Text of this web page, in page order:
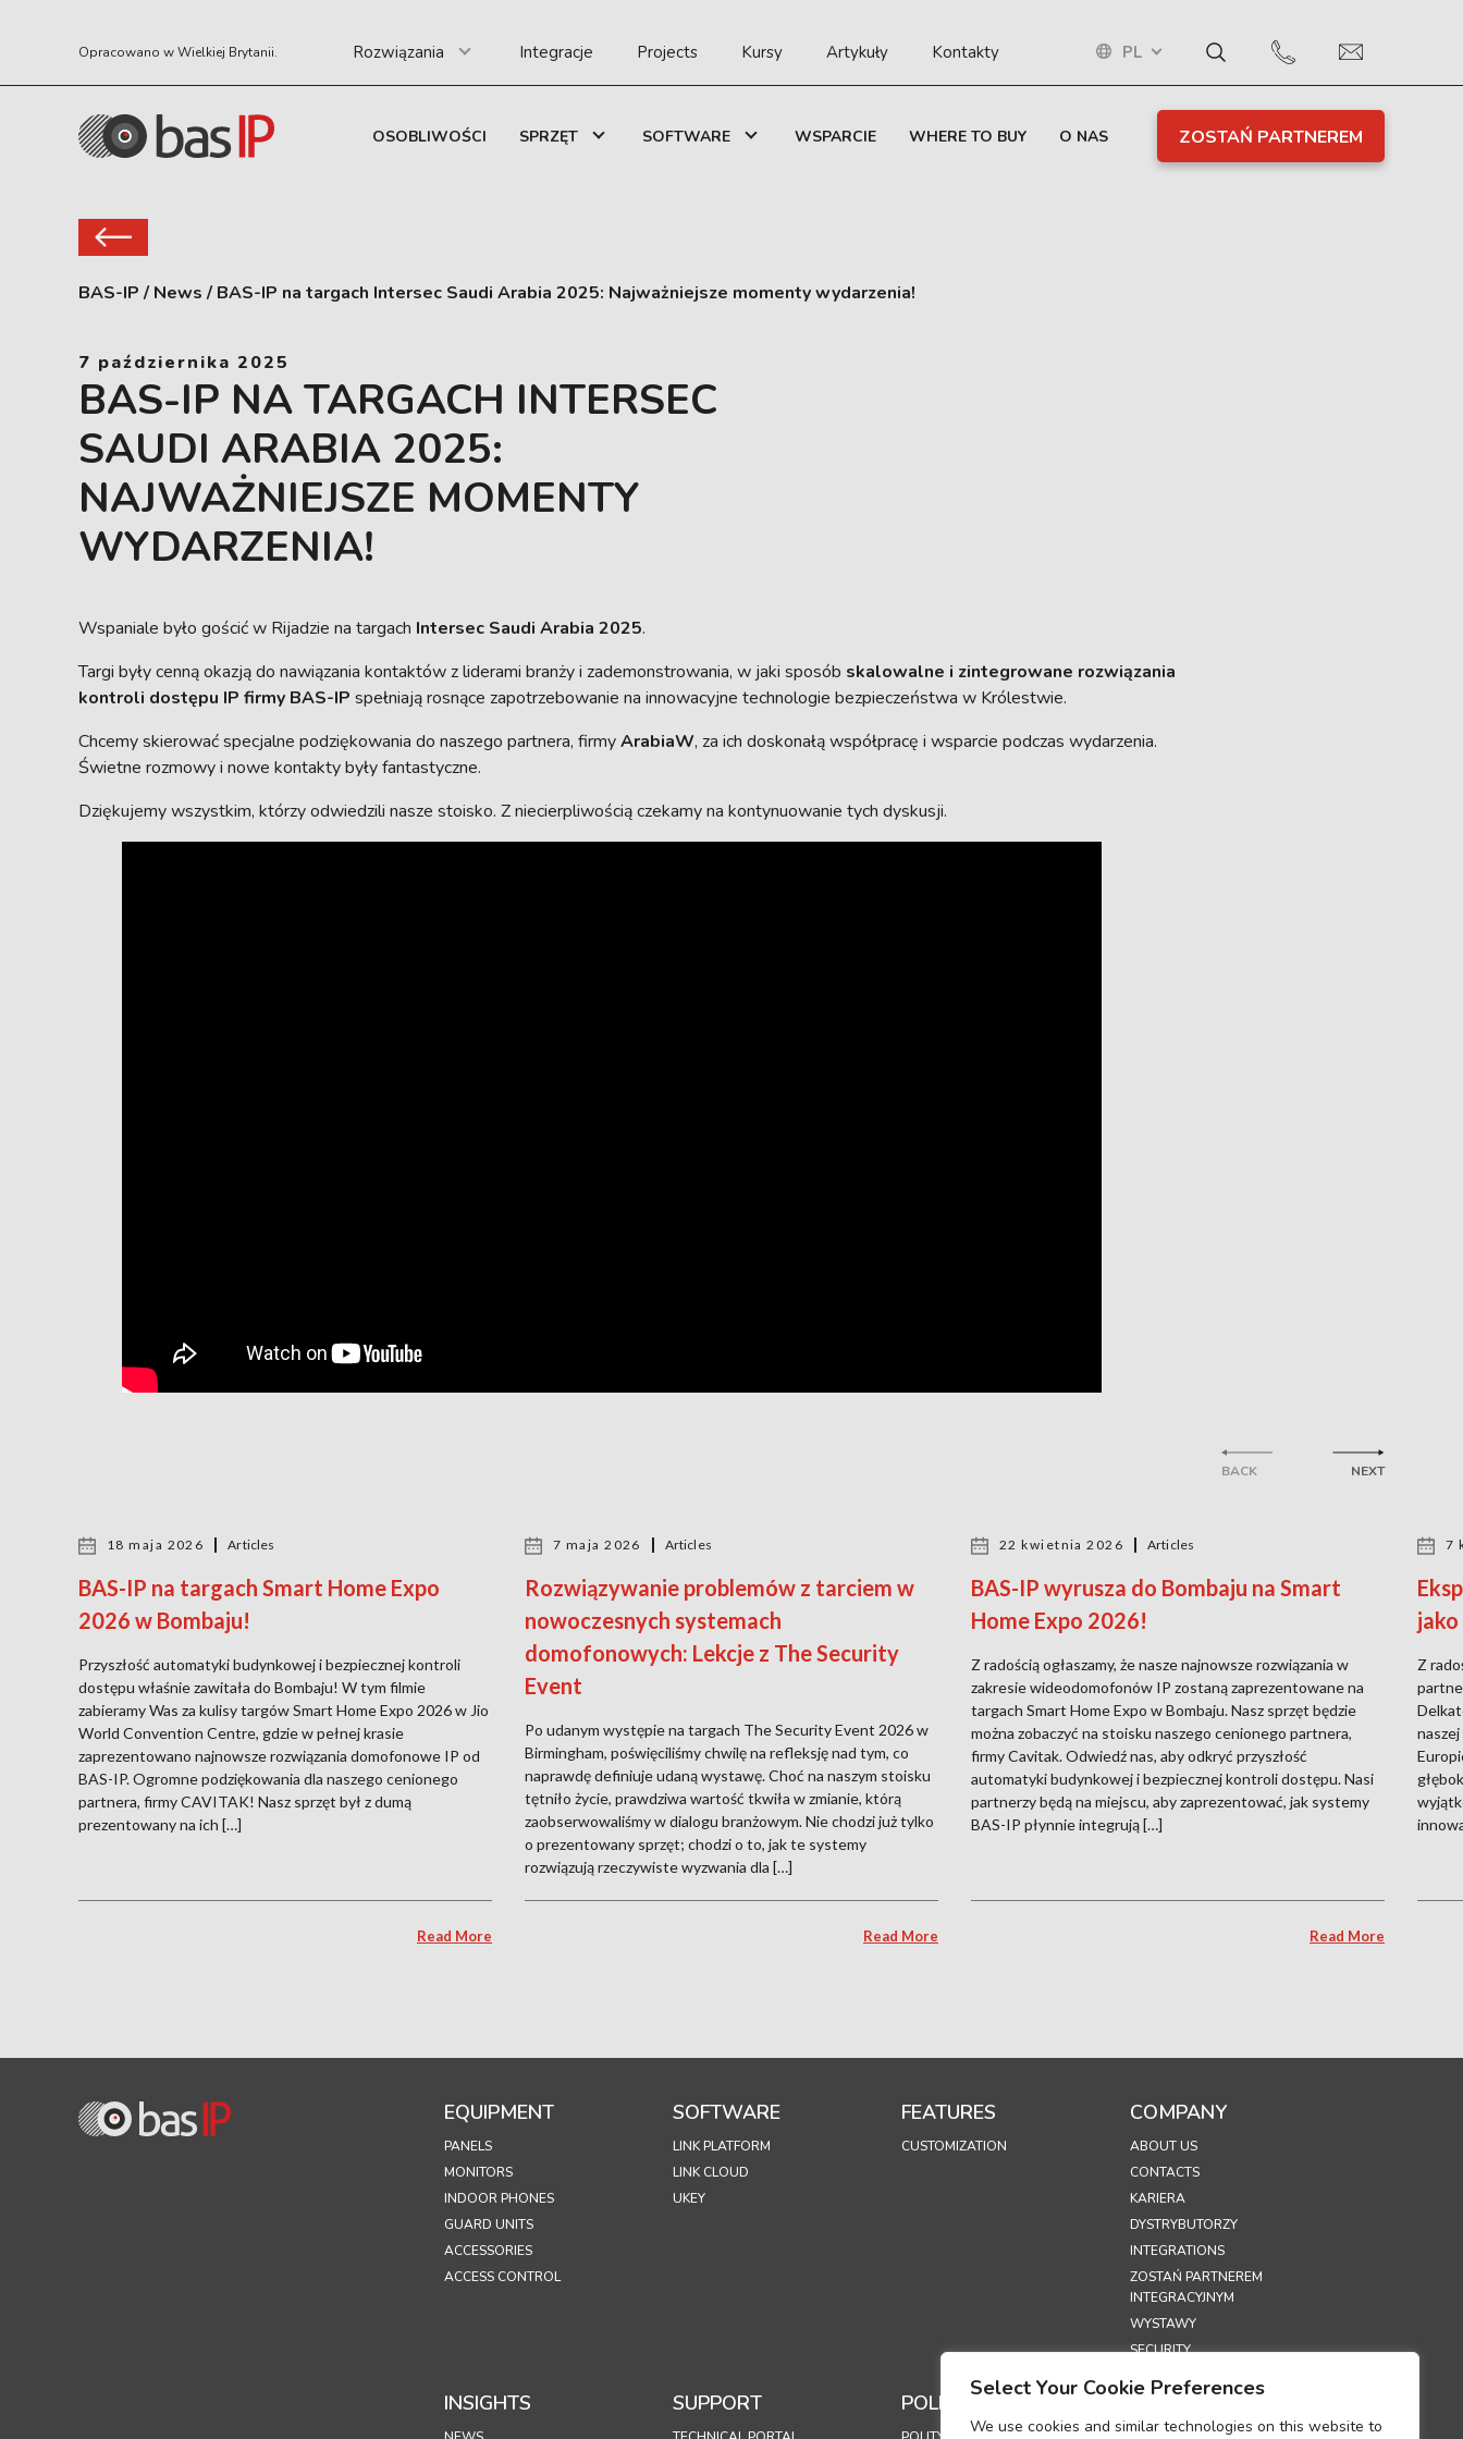
Select Your Cookie Preferences
We use cookies and similar technologies on this website to
Opracowano w Wielkiej Brytanii. Rozwiązania Integracje Projects Kursy Artykuły Kontakty PL
OSOBLIWOŚCI SPRZĘT SOFTWARE WSPARCIE WHERE TO BUY O NAS ZOSTAŃ PARTNEREM
BAS-IP / News / BAS-IP na targach Intersec Saudi Arabia 2025: Najważniejsze momenty wydarzenia!
7 października 2025
BAS-IP NA TARGACH INTERSEC
SAUDI ARABIA 2025:
NAJWAŻNIEJSZE MOMENTY
WYDARZENIA!
Wspaniale było gościć w Rijadzie na targach Intersec Saudi Arabia 2025.
Targi były cenną okazją do nawiązania kontaktów z liderami branży i zademonstrowania, w jaki sposób skalowalne i zintegrowane rozwiązania
kontroli dostępu IP firmy BAS-IP spełniają rosnące zapotrzebowanie na innowacyjne technologie bezpieczeństwa w Królestwie.
Chcemy skierować specjalne podziękowania do naszego partnera, firmyArabiaW, za ich doskonałą współpracę i wsparcie podczas wydarzenia.
Świetne rozmowy i nowe kontakty były fantastyczne.
Dziękujemy wszystkim, którzy odwiedzili nasze stoisko. Z niecierpliwością czekamy na kontynuowanie tych dyskusji.
BACK
18 maja 2026 Articles
BAS-IP na targach Smart Home Expo
2026 w Bombaju!
Przyszłość automatyki budynkowej i bezpiecznej kontroli
dostępu właśnie zawitała do Bombaju! W tym filmie
zabieramy Was za kulisy targów Smart Home Expo 2026 w Jio
World Convention Centre, gdzie w pełnej krasie
zaprezentowano najnowsze rozwiązania domofonowe IP od
BAS-IP. Ogromne podziękowania dla naszego cenionego
partnera, firmy CAVITAK! Nasz sprzęt był z dumą
prezentowany na ich […]
Read More
7 maja 2026 Articles
Rozwiązywanie problemów z tarciem w
nowoczesnych systemach
domofonowych: Lekcje z The Security
Event
Po udanym występie na targach The Security Event 2026 w
Birmingham, poświęciliśmy chwilę na refleksję nad tym, co
naprawdę definiuje udaną wystawę. Choć na naszym stoisku
tętniło życie, prawdziwa wartość tkwiła w zmianie, którą
zaobserwowaliśmy w dialogu branżowym. Nie chodzi już tylko
o prezentowany sprzęt; chodzi o to, jak te systemy
rozwiązują rzeczywiste wyzwania dla […]
Read More
22 kwietnia 2026 Articles
BAS-IP wyrusza do Bombaju na Smart
Home Expo 2026!
Z radością ogłaszamy, że nasze najnowsze rozwiązania w
zakresie wideodomofonów IP zostaną zaprezentowane na
targach Smart Home Expo w Bombaju. Nasz sprzęt będzie
można zobaczyć na stoisku naszego cenionego partnera,
firmy Cavitak. Odwiedź nas, aby odkryć przyszłość
automatyki budynkowej i bezpiecznej kontroli dostępu. Nasi
partnerzy będą na miejscu, aby zaprezentować, jak systemy
BAS-IP płynnie integrują […]
Read More
7
Z
NEXT
EQUIPMENT
PANELS
MONITORS
INDOOR PHONES
GUARD UNITS
ACCESSORIES
ACCESS CONTROL
SOFTWARE
LINK PLATFORM
LINK CLOUD
UKEY
FEATURES
CUSTOMIZATION
COMPANY
ABOUT US
CONTACTS
KARIERA
DYSTRYBUTORZY
INTEGRATIONS
ZOSTAŃ PARTNEREM
INTEGRACYJNYM
WYSTAWY
SECURITY
INSIGHTS SUPPORT POLICIES